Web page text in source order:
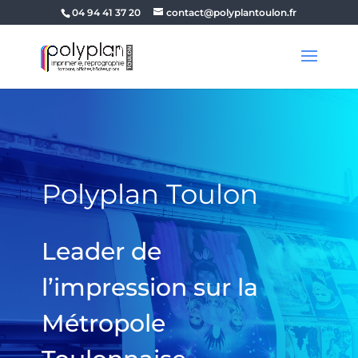
04 94 41 37 20 contact@polyplantoulon.fr
Polyplan Toulon
Leader de
l’impression sur la
Métropole